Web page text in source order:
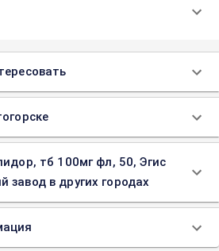
тб 100мг фл, 50, Эгис
завод в других городах